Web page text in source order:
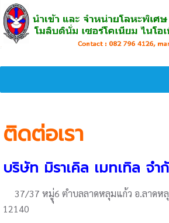
ติดต่อเรา
บริษัท มิราเคิล เมทเทิล จำ
37/37 หมูุ่6 ตำบลลาดหลุมแก้ว อ.ลาดห
12140